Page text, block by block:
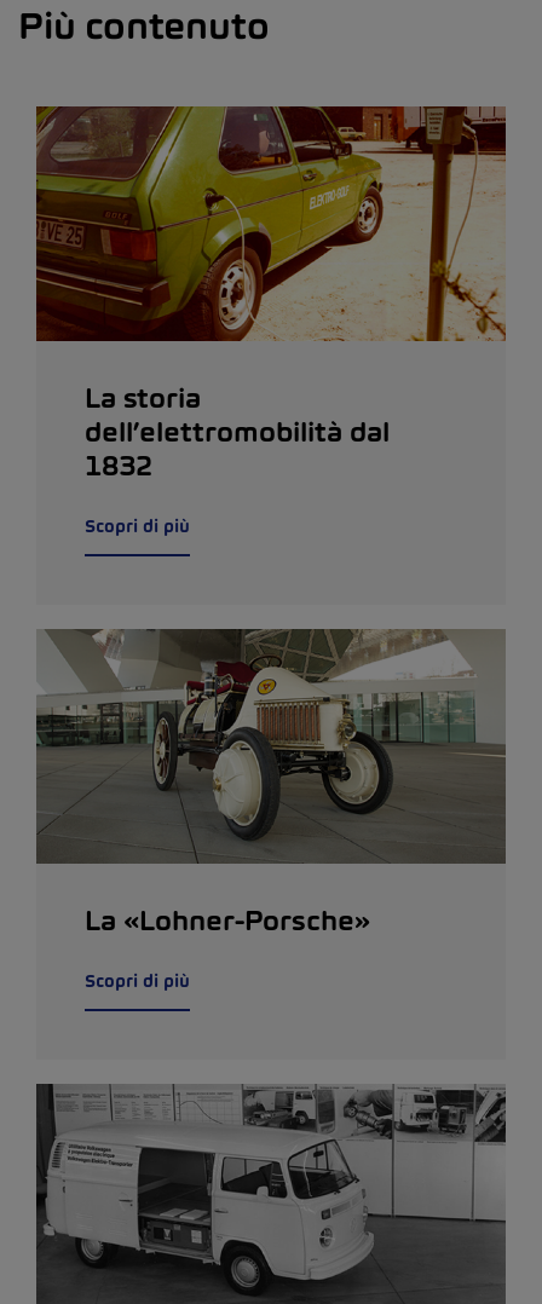
Più contenuto
La storia
dell’elettromobilità dal
1832
Scopri di più
La «Lohner-Porsche»
Scopri di più